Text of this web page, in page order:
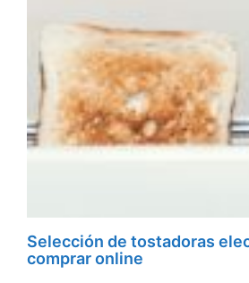
Selección de tostadoras
comprar online